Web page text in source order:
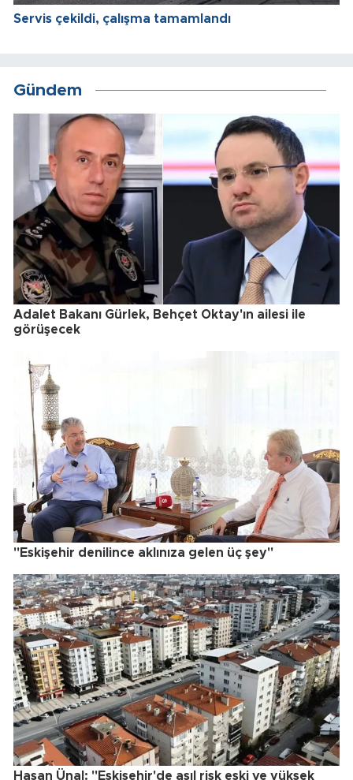
Servis çekildi, çalışma tamamlandı
Gündem
Adalet Bakanı Gürlek, Behçet Oktay'ın ailesi ile
görüşecek
"Eskişehir denilince aklınıza gelen üç şey"
Hasan Ünal: "Eskişehir'de asıl risk eski ve yüksek